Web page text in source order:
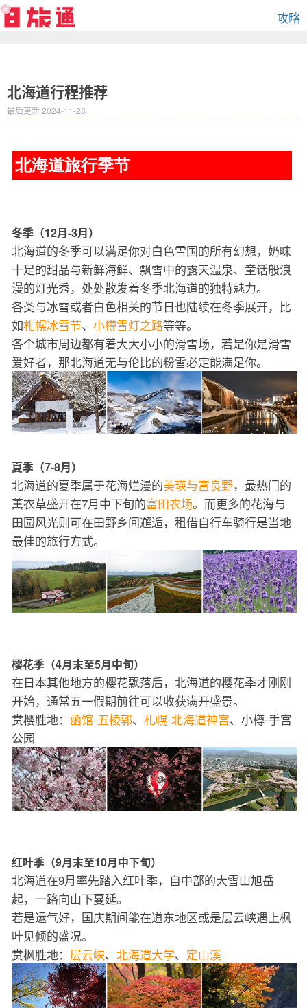
攻略
北海道行程推荐
最后更新 2024-11-28
北海道旅行季节
冬季（12月-3月）
北海道的冬季可以满足你对白色雪国的所有幻想，奶味
十足的甜品与新鲜海鲜、飘雪中的露天温泉、童话般浪
漫的灯光秀，处处散发着冬季北海道的独特魅力。
各类与冰雪或者白色相关的节日也陆续在冬季展开，比
如札幌冰雪节、 小樽雪灯之路等等。
各个城市周边都有着大大小小的滑雪场，若是你是滑雪
爱好者，那北海道无与伦比的粉雪必定能满足你。
夏季（7-8月）
北海道的夏季属于花海烂漫的美瑛与富良野，最热门的
薰衣草盛开在7月中下旬的富田农场。而更多的花海与
田园风光则可在田野乡间邂逅，租借自行车骑行是当地
最佳的旅行方式。
樱花季（4月末至5月中旬）
在日本其他地方的樱花飘落后，北海道的樱花季才刚刚
开始，通常五一假期前往可以收获满开盛景。
赏樱胜地： 函馆-五棱郭、 札幌-北海道神宫、小樽-手宫
公园
红叶季（9月末至10月中下旬）
北海道在9月率先踏入红叶季，自中部的大雪山旭岳
起，一路向山下蔓延。
若是运气好，国庆期间能在道东地区或是层云峡遇上枫
叶见倾的盛况。
赏枫胜地： 层云峡、 北海道大学、 定山溪